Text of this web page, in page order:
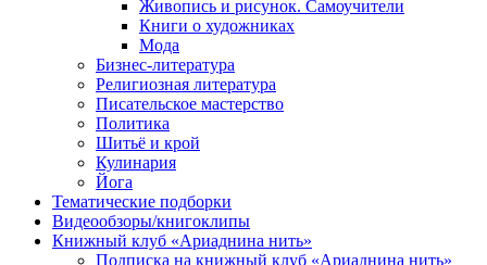
Живопись и рисунок. Самоучители
Книги о художниках
Мода
Бизнес-литература
Религиозная литература
Писательское мастерство
Политика
Шитьё и крой
Кулинария
Йога
Тематические подборки
Видеообзоры/книгоклипы
Книжный клуб «Ариаднина нить»
Подписка на книжный клуб «Ариаднина нить»